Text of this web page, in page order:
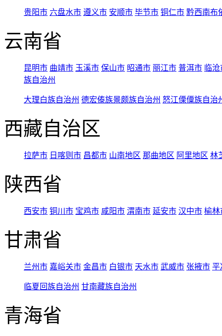
贵阳市 六盘水市 遵义市 安顺市 毕节市 铜仁市 黔西南布
云南省
昆明市 曲靖市 玉溪市 保山市 昭通市 丽江市 普洱市 临
族自治州
大理白族自治州 德宏傣族景颇族自治州 怒江傈僳族自治
西藏自治区
拉萨市 日喀则市 昌都市 山南地区 那曲地区 阿里地区 林
陕西省
西安市 铜川市 宝鸡市 咸阳市 渭南市 延安市 汉中市 榆林
甘肃省
兰州市 嘉峪关市 金昌市 白银市 天水市 武威市 张掖市 平
临夏回族自治州 甘南藏族自治州
青海省